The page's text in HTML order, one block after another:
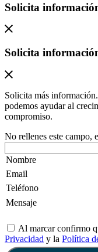
Solicita
Solicita
Solicita más
podemos ayudar al
compromiso.
No rellenes este campo,
Al marcar confirmo
Privacidad y la Política